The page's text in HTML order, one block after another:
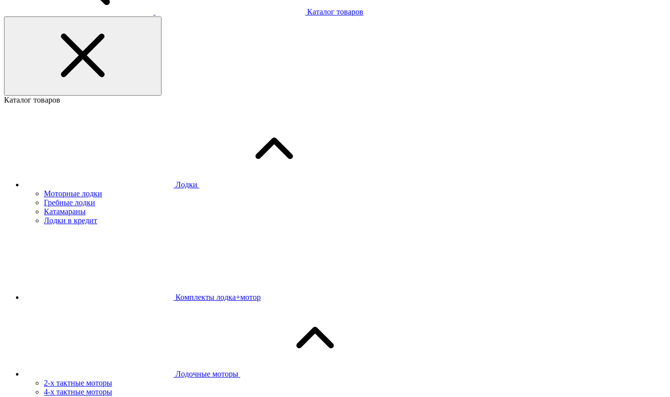
Каталог товаров
Каталог товаров
Лодки
Моторные лодки
Гребные лодки
Катамараны
Лодки в кредит
Комплекты лодка+мотор
Лодочные моторы
2-х тактные моторы
4-х тактные моторы